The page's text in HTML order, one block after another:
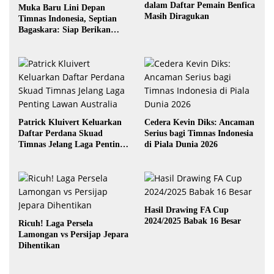
Muka Baru Lini Depan
Timnas Indonesia, Septian
Bagaskara: Siap Berikan
dalam Daftar Pemain Benfica
Masih Diragukan
Patrick Kluivert Keluarkan
Daftar Perdana Skuad
Timnas Jelang Laga Penting
Cedera Kevin Diks: Ancaman
Serius bagi Timnas Indonesia
di Piala Dunia 2026
Ricuh! Laga Persela
Lamongan vs Persijap Jepara
Dihentikan
Hasil Drawing FA Cup
2024/2025 Babak 16 Besar